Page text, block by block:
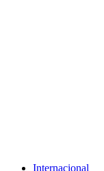
Internacional